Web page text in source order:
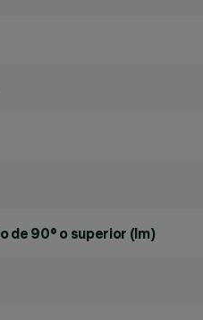
de 90° o superior (lm)